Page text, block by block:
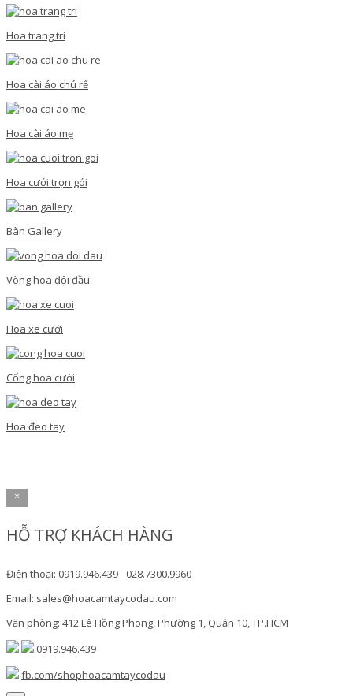
Hoa trang trí
Hoa cài áo chú rể
Hoa cài áo mẹ
Hoa cưới trọn gói
Bàn Gallery
Vòng hoa đội đầu
Hoa xe cưới
Cổng hoa cưới
Hoa đeo tay
×
HỖ TRỢ KHÁCH HÀNG
Điện thoại: 0919.946.439 - 028.7300.9960
Email: sales@hoacamtaycodau.com
Văn phòng: 412 Lê Hồng Phong, Phường 1, Quận 10, TP.HCM
0919.946.439
fb.com/shophoacamtaycodau